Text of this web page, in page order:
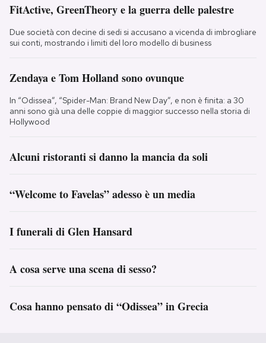
FitActive, GreenTheory e la guerra delle palestre
Due società con decine di sedi si accusano a vicenda di imbrogliare
sui conti, mostrando i limiti del loro modello di business
Zendaya e Tom Holland sono ovunque
In “Odissea”, “Spider-Man: Brand New Day”, e non è finita: a 30
anni sono già una delle coppie di maggior successo nella storia di
Hollywood
Alcuni ristoranti si danno la mancia da soli
“Welcome to Favelas” adesso è un media
I funerali di Glen Hansard
A cosa serve una scena di sesso?
Cosa hanno pensato di “Odissea” in Grecia